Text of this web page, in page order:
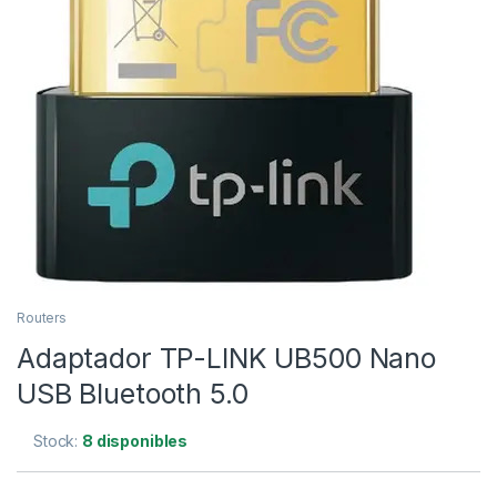
Routers
Adaptador TP-LINK UB500 Nano
USB Bluetooth 5.0
Stock: 8 disponibles